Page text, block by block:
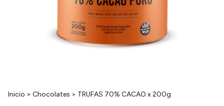
Inicio > Chocolates > TRUFAS 70% CACAO x 200g